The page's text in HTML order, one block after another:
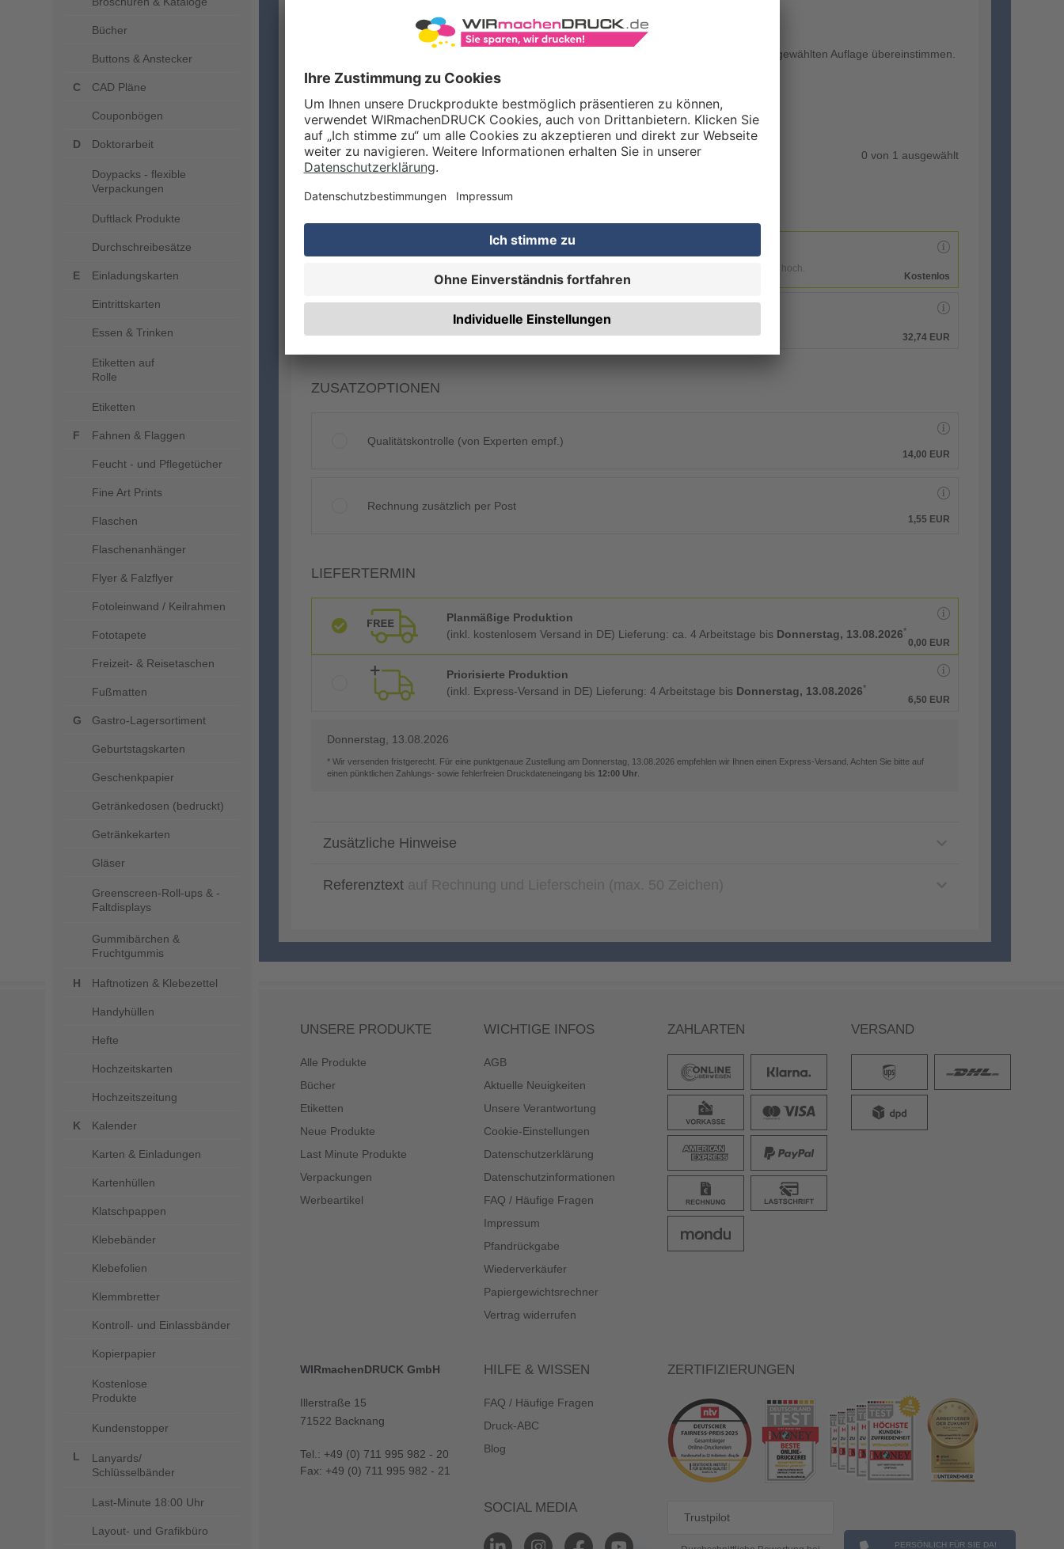
Bücher
Buttons & Anstecker
CAD Pläne
Couponbögen
Doktorarbeit
Doypacks - flexible
Verpackungen
Duftlack Produkte
Durchschreibesätze
Einladungskarten
Eintrittskarten
Essen & Trinken
Etiketten auf
Rolle
Etiketten
Fahnen & Flaggen
Feucht - und Pflegetücher
Fine Art Prints
Flaschen
Flaschenanhänger
Flyer & Falzflyer
Fotoleinwand / Keilrahmen
Fototapete
Freizeit- & Reisetaschen
Fußmatten
Gastro-Lagersortiment
Geburtstagskarten
Geschenkpapier
Getränkedosen (bedruckt)
Getränkekarten
Gläser
Greenscreen-Roll-ups & -
Faltdisplays
Gummibärchen &
Fruchtgummis
Haftnotizen & Klebezettel
Handyhüllen
Hefte
Hochzeitskarten
Hochzeitszeitung
Kalender
Karten & Einladungen
Kartenhüllen
Klatschpappen
Klebebänder
Klebefolien
Klemmbretter
Kontroll- und Einlassbänder
Kopierpapier
Kostenlose
Produkte
Kundenstopper
Lanyards/
Schlüsselbänder
Last-Minute 18:00 Uhr
Layout- und Grafikbüro
Bitte geben Sie hier die Menge der gewünschten Ausführungen ein. Die Anzahl muss mit der gewählten Auflage übereinstimmen.
S M L XL 2XL 3XL
0 von 1 ausgewählt
Eigene Druckdaten
Laden Sie im Warenkorb oder nach Abschluss der Bestellung Ihre eigenen Druckdaten hoch.
Kostenlos
Gestaltungsservice
Unser Kreativteam gestaltet Druckdaten, Logos etc. nach Ihren Wünschen.
32,74 EUR
ZUSATZOPTIONEN
Qualitätskontrolle (von Experten empf.)
14,00 EUR
Rechnung zusätzlich per Post
1,55 EUR
LIEFERTERMIN
Planmäßige Produktion
(inkl. kostenlosem Versand in DE) Lieferung: ca. 4 Arbeitstage bis Donnerstag, 13.08.2026*
0,00 EUR
Priorisierte Produktion
(inkl. Express-Versand in DE) Lieferung: 4 Arbeitstage bis Donnerstag, 13.08.2026*
6,50 EUR
Donnerstag, 13.08.2026
* Wir versenden fristgerecht. Für eine punktgenaue Zustellung am Donnerstag, 13.08.2026 empfehlen wir Ihnen einen Express-Versand. Achten Sie bitte auf
einen pünktlichen Zahlungs- sowie fehlerfreien Druckdateneingang bis 12:00 Uhr
Zusätzliche Hinweise
Referenztext
PERSÖNLICH FÜR SIE DA!
UNSERE PRODUKTE
Alle Produkte
Bücher
Etiketten
Neue Produkte
Last Minute Produkte
Verpackungen
Werbeartikel
WICHTIGE INFOS
AGB
Aktuelle Neuigkeiten
Unsere Verantwortung
Cookie-Einstellungen
Datenschutzerklärung
Datenschutzinformationen
FAQ / Häufige Fragen
Impressum
Pfandrückgabe
Wiederverkäufer
Papiergewichtsrechner
Vertrag widerrufen
ZAHLARTEN VERSAND
WIRmachenDRUCK GmbH
Illerstraße 15
71522 Backnang
Tel.: +49 (0) 711 995 982 - 20
Fax: +49 (0) 711 995 982 - 21
HILFE & WISSEN
FAQ / Häufige Fragen
Druck-ABC
Blog
SOCIAL MEDIA
ZERTIFIZIERUNGEN
Trustpilot